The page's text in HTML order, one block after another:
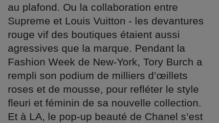
au plafond. Ou la collaboration entre
Supreme et Louis Vuitton - les devantures
rouge vif des boutiques étaient aussi
agressives que la marque. Pendant la
Fashion Week de New-York, Tory Burch a
rempli son podium de milliers d’œillets
roses et de mousse, pour refléter le style
fleuri et féminin de sa nouvelle collection.
Et à LA, le pop-up beauté de Chanel s’est